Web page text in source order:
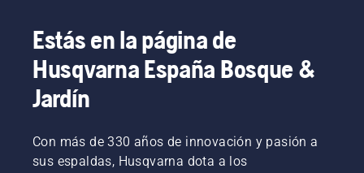
control por voz te permite asegurarte de que tu
césped se mantenga saludable y bien cuidado
con solo un comando. Descubre nuestra amplia
gama de productos: siempre habrá un robot
cortacésped Husqvarna perfecto para ti y tu
Estás en la página de
Husqvarna España Bosque &
Jardín
Con más de 330 años de innovación y pasión a
sus espaldas, Husqvarna dota a los